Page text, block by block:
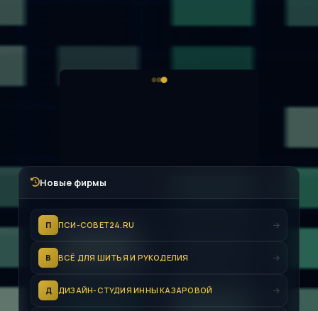
Новые фирмы
П ПСИ-СОВЕТ24.RU
В ВСЁ ДЛЯ ШИТЬЯ И РУКОДЕЛИЯ
Д ДИЗАЙН-СТУДИЯ ИННЫ КАЗАРОВОЙ